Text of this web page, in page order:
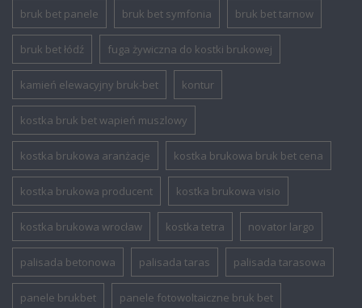
bruk bet panele bruk bet symfonia bruk bet tarnow
bruk bet łódź fuga żywiczna do kostki brukowej
kamień elewacyjny bruk-bet kontur
kostka bruk bet wapień muszlowy
kostka brukowa aranżacje kostka brukowa bruk bet cena
kostka brukowa producent kostka brukowa visio
kostka brukowa wrocław kostka tetra novator largo
palisada betonowa palisada taras palisada tarasowa
panele brukbet panele fotowoltaiczne bruk bet